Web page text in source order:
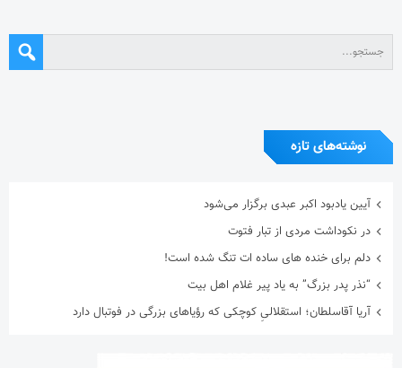
نوشته‌های تازه
آیین یادبود اکبر عبدی برگزار می‌شود
در نکوداشت مردی از تبار فتوت
دلم برای خنده های ساده ات تنگ شده است!
“نذر پدر بزرگ” به یاد پیر غلام اهل بیت
آریا آقاسلطان؛ استقلالیِ کوچکی که رؤیاهای بزرگی در فوتبال دارد